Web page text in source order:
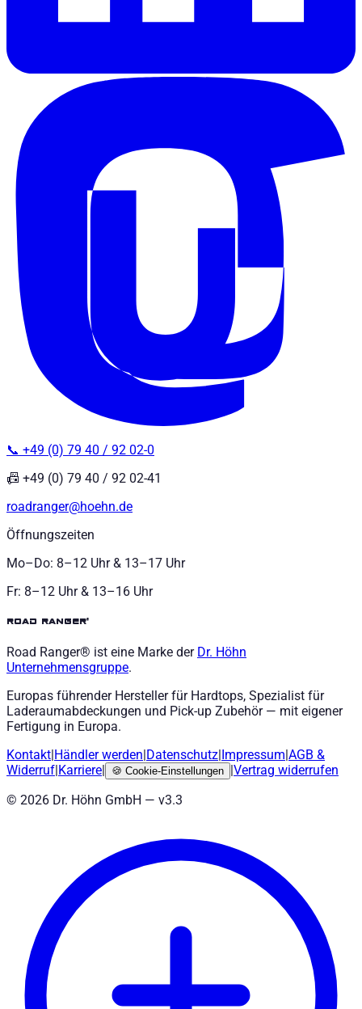
📞 +49 (0) 79 40 / 92 02-0
📠 +49 (0) 79 40 / 92 02-41
roadranger@hoehn.de
Öffnungszeiten
Mo–Do: 8–12 Uhr & 13–17 Uhr
Fr: 8–12 Uhr & 13–16 Uhr
road ranger®
Road Ranger® ist eine Marke der Dr. Höhn
Unternehmensgruppe.
Europas führender Hersteller für Hardtops, Spezialist für
Laderaumabdeckungen und Pick-up Zubehör — mit eigener
Fertigung in Europa.
Kontakt Händler werden Datenschutz Impressum AGB &
Widerruf Karriere 🍪 Cookie-Einstellungen
Vertrag widerrufen
© 2026 Dr. Höhn GmbH — v3.3